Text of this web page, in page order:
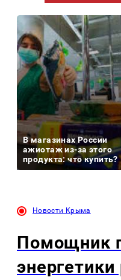
В магазинах России
ажиотаж из-за этого
продукта: что купить?
Новости Крыма
Помощник